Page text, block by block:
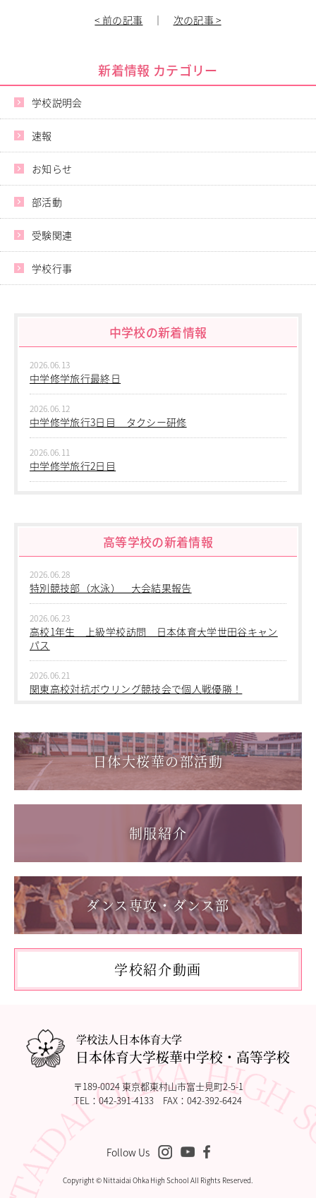
< 前の記事 ｜ 次の記事 >
新着情報 カテゴリー
学校説明会
速報
お知らせ
部活動
受験関連
学校行事
中学校の新着情報
2026.06.13
中学修学旅行最終日
2026.06.12
中学修学旅行3日目 タクシー研修
2026.06.11
中学修学旅行2日目
中学２年生 校外学習
2026.06.09
中学１年生 校外学習
2026.06.09
中学１年 校外学習
2026.03.05
第三回桜華中学校あいさつ＋ひと言運動
2025.08.22
第55回全国中学校バスケットボール大会 サンアリーナせ
んだいin鹿児島
高等学校の新着情報
2026.06.28
特別競技部（水泳） 大会結果報告
2026.06.23
高校1年生 上級学校訪問 日本体育大学世田谷キャン
パス
2026.06.21
関東高校対抗ボウリング競技会で個人戦優勝！
1学年総合スポーツコース キャンプ実習を実施しまし
た
2026.06.05
「日本選手権水泳競技大会」に出場しました。
「59th Japan Rookies Cup 2026」に出場しました。
2026.05.17
「第62回東日本選手権大会」に出場しました。
2026.05.10
「国民スポーツ大会東京都予選」に出場しました。
2026.05.03
「THE DANCE WORLDS 2026」に出場しました。
2026.04.27
日体大桜華の部活動
制服紹介
ダンス専攻・ダンス部
学校紹介動画
学校法人日本体育大学
日本体育大学桜華中学校・高等学校
〒189-0024 東京都東村山市富士見町2-5-1
TEL：042-391-4133 FAX：042-392-6424
Follow Us
Copyright © Nittaidai Ohka High School All Rights Reserved.